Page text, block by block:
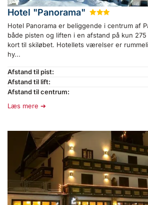
Hotel "Panorama" ★★
Hotel Panorama er beliggende i centrum af
både pisten og liften i en afstand på kun
kort til skiløbet. Hotellets værelser er
hy...
Afstand til pist:
Afstand til lift:
Afstand til centrum:
Læs mere